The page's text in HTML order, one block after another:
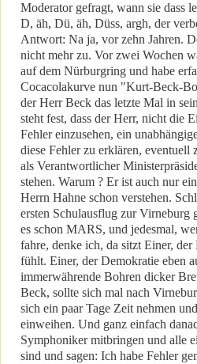
Moderator gefragt, wann sie dass
D, äh, Dü, äh, Düss, argh, der
Antwort: Na ja, vor zehn Jahren.
nicht mehr zu. Vor zwei Wochen
auf dem Nürburgring und habe
Cocacolakurve nun "Kurt-Beck-
der Herr Beck das letzte Mal in
steht fest, dass der Herr, nicht die
Fehler einzusehen, ein
diese Fehler zu erklären, eventuell
als Verantwortlicher
stehen. Warum ? Er ist auch nur
Herrn Hahne schon verstehen.
ersten Schulausflug zur Virneburg
es schon MARS, und jedesmal,
fahre, denke ich, da sitzt Einer,
fühlt. Einer, der Demokratie eben
immerwährende Bohren dicker
Beck, sollte sich mal nach
sich ein paar Tage Zeit nehmen
einweihen. Und ganz einfach
Symphoniker mitbringen und alle
sind und sagen: Ich habe Fehler